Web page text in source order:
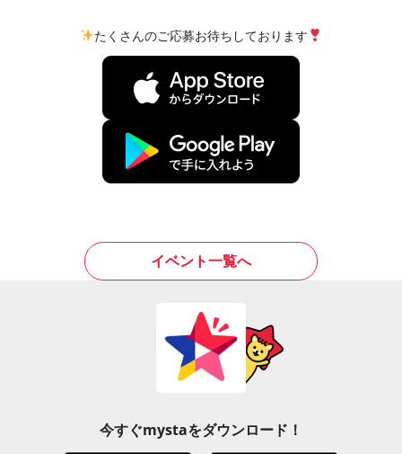
たくさんのご応募お待ちしております
イベント一覧へ
今すぐmystaをダウンロード！